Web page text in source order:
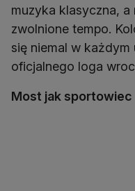
muzyka klasyczna, a
zwolnione tempo.
się niemal w każdym
oficjalnego loga
Most jak sportowiec